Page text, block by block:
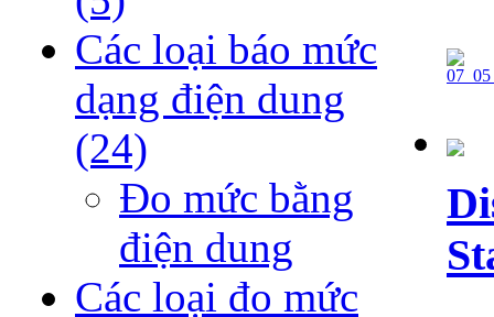
Các loại báo mức
dạng điện dung
(24)
Đo mức bằng
điện dung
Các loại đo mức